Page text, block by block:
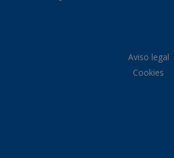
Aviso legal
Cookies